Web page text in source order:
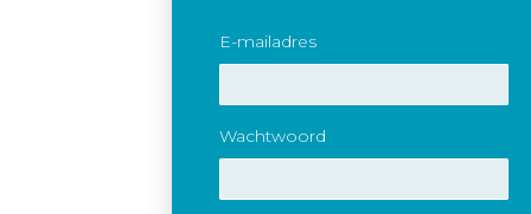
E-mailadres
Wachtwoord